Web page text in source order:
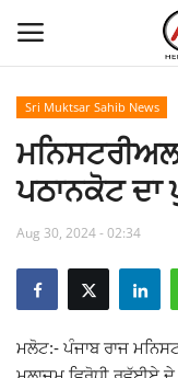
Home
How to Reach
Privacy Policy
Sri Muktsar Sahib News
ਪਠਾਨਕੋਟ ਦਾ
Aug 30, 2024 - 02:34
ਮਲੋਟ:- ਪੰਜਾਬ ਰਾਜ